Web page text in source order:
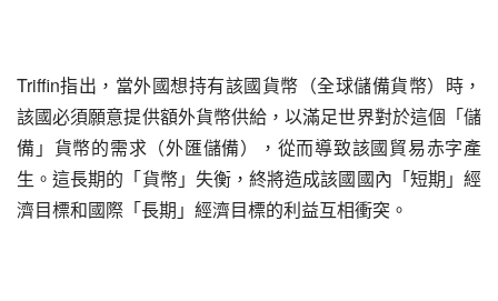
Triffin指出，當外國想持有該國貨幣（全球儲備貨幣）時，
該國必須願意提供額外貨幣供給，以滿足世界對於這個「儲
備」貨幣的需求（外匯儲備），從而導致該國貿易赤字產
生。這長期的「貨幣」失衡，終將造成該國國內「短期」經
濟目標和國際「長期」經濟目標的利益互相衝突。